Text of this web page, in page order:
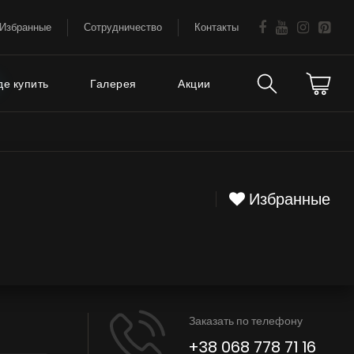
Избранные Сотрудничество Контакты
Техническая
Сервис
купить Галерея Акции
Избранные
Заказать по телефону
+38 068 778 71 16